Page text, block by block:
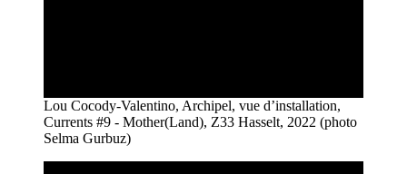
Lou Cocody-Valentino, Archipel, vue d’installation,
Currents #9 - Mother(Land), Z33 Hasselt, 2022 (photo
Selma Gurbuz)